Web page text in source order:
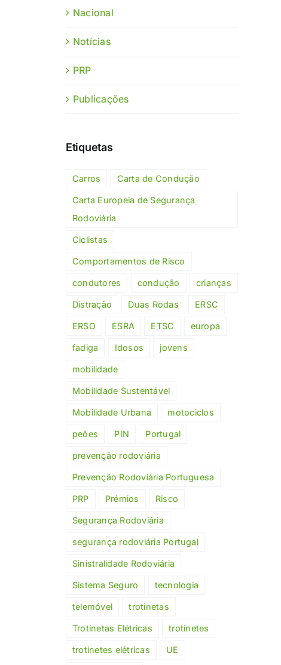
Nacional
Notícias
PRP
Publicações
Etiquetas
Carros Carta de Condução
Carta Europeia de Segurança
Rodoviária
Ciclistas
Comportamentos de Risco
condutores condução crianças
Distração Duas Rodas ERSC
ERSO ESRA ETSC europa
fadiga Idosos jovens
mobilidade
Mobilidade Sustentável
Mobilidade Urbana motociclos
peões PIN Portugal
prevenção rodoviária
Prevenção Rodoviária Portuguesa
PRP Prémios Risco
Segurança Rodoviária
segurança rodoviária Portugal
Sinistralidade Rodoviária
Sistema Seguro tecnologia
telemóvel trotinetas
Trotinetas Elétricas trotinetes
trotinetes elétricas UE